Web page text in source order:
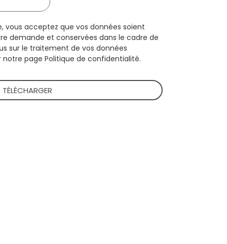
vous acceptez que vos données soient
demande et conservées dans le cadre de
sur le traitement de vos données
notre page Politique de confidentialité.
TÉLÉCHARGER